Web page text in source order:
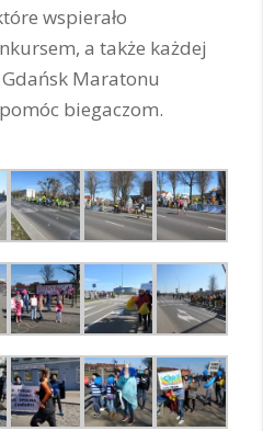
wspierało
a także każdej
Maratonu
biegaczom.